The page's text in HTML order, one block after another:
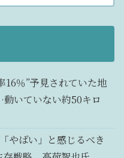
16％”予見されていた地
いていない約50キロ
やばい」と感じるべき